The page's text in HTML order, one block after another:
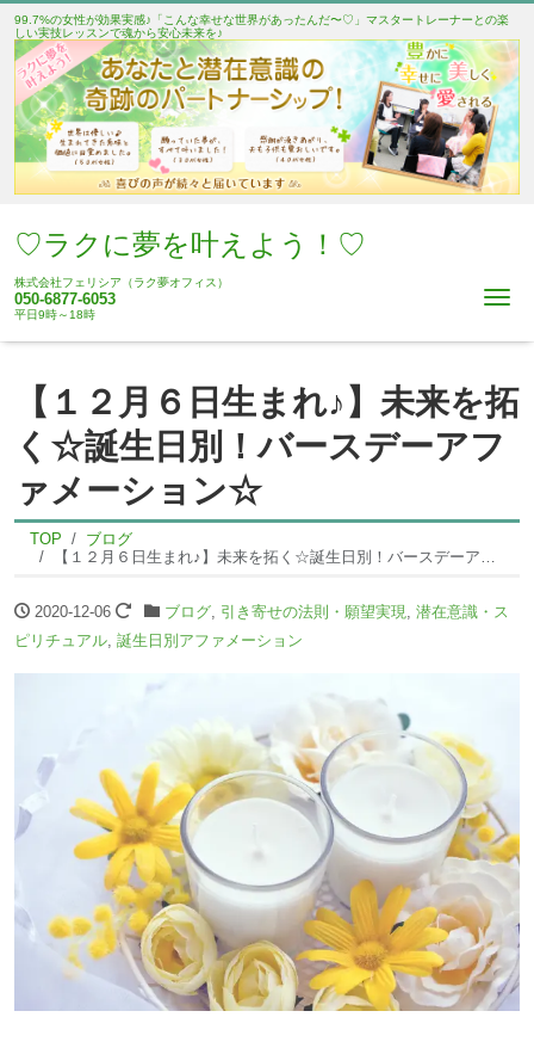
99.7%の女性が効果実感♪「こんな幸せな世界があったんだ〜♡」マスタートレーナーとの楽
しい実技レッスンで魂から安心未来を♪
♡ラクに夢を叶えよう！♡
株式会社フェリシア（ラク夢オフィス）
050-6877-6053
平日9時～18時
【１２月６日生まれ♪】未来を拓
く☆誕生日別！バースデーアフ
ァメーション☆
TOP
ブログ
【１２月６日生まれ♪】未来を拓く☆誕生日別！バースデーアファメーション☆
2020-12-06 ブログ, 引き寄せの法則・願望実現
潜在意識・ス
ピリチュアル 誕生日別アファメーション